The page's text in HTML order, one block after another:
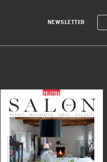
NEWSLETTER